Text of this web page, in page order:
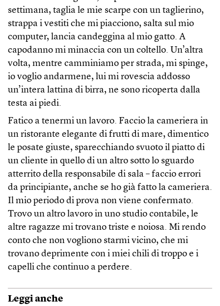
settimana, taglia le mie scarpe con un taglierino,
strappa i vestiti che mi piacciono, salta sul mio
computer, lancia candeggina al mio gatto. A
capodanno mi minaccia con un coltello. Un’altra
volta, mentre camminiamo per strada, mi spinge,
io voglio andarmene, lui mi rovescia addosso
un’intera lattina di birra, ne sono ricoperta dalla
testa ai piedi.
Fatico a tenermi un lavoro. Faccio la cameriera in
un ristorante elegante di frutti di mare, dimentico
le posate giuste, sparecchiando svuoto il piatto di
un cliente in quello di un altro sotto lo sguardo
atterrito della responsabile di sala – faccio errori
da principiante, anche se ho già fatto la cameriera.
Il mio periodo di prova non viene confermato.
Trovo un altro lavoro in uno studio contabile, le
altre ragazze mi trovano triste e noiosa. Mi rendo
conto che non vogliono starmi vicino, che mi
trovano deprimente con i miei chili di troppo e i
capelli che continuo a perdere.
Leggi anche